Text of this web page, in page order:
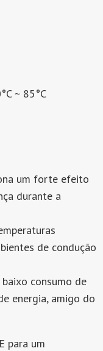
~ 85°C
um forte efeito
durante a
de condução
consumo de
energia, amigo do
para um